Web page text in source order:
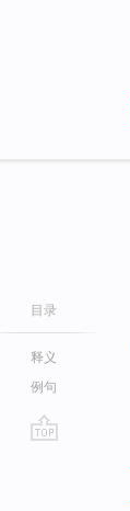
目录
释义
例句